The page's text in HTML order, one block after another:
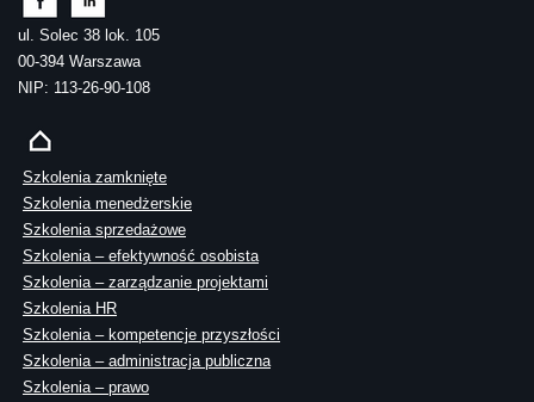
ul. Solec 38 lok. 105
00-394 Warszawa
NIP: 113-26-90-108
Szkolenia zamknięte
Szkolenia menedżerskie
Szkolenia sprzedażowe
Szkolenia – efektywność osobista
Szkolenia – zarządzanie projektami
Szkolenia HR
Szkolenia – kompetencje przyszłości
Szkolenia – administracja publiczna
Szkolenia – prawo